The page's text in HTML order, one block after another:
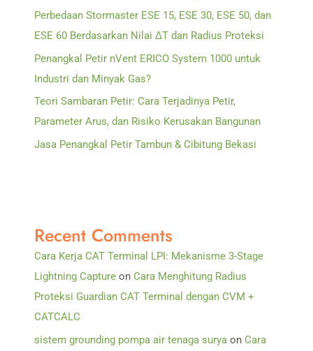
Perbedaan Stormaster ESE 15, ESE 30, ESE 50, dan
ESE 60 Berdasarkan Nilai ΔT dan Radius Proteksi
Penangkal Petir nVent ERICO System 1000 untuk
Industri dan Minyak Gas?
Teori Sambaran Petir: Cara Terjadinya Petir,
Parameter Arus, dan Risiko Kerusakan Bangunan
Jasa Penangkal Petir Tambun & Cibitung Bekasi
Recent Comments
Cara Kerja CAT Terminal LPI: Mekanisme 3-Stage
Lightning Capture on Cara Menghitung Radius
Proteksi Guardian CAT Terminal dengan CVM +
CATCALC
sistem grounding pompa air tenaga surya on Cara